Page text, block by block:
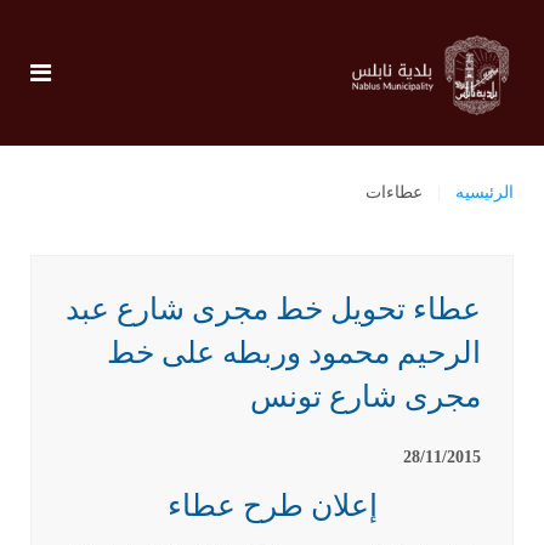
الرئيسيه عطاءات
عطاء تحويل خط مجرى شارع عبد
الرحيم محمود وربطه على خط
مجرى شارع تونس
28/11/2015
إعلان طرح عطاء